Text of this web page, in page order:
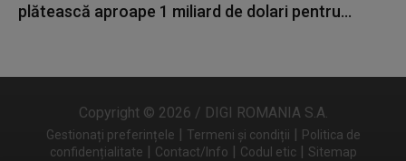
plătească aproape 1 miliard de dolari pentru...
Copyright © 2026 / DIGI ROMANIA S.A.
Gestionați preferințele | Termeni și condiții | Politica de
confidențialitate | Contact/Info | Codul etic | Sitemap